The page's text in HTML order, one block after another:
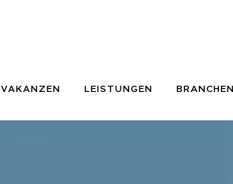
VAKANZEN LEISTUNGEN BRANCHEN